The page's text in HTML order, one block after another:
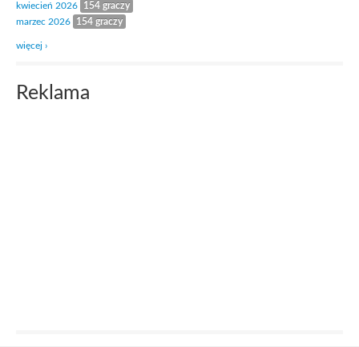
kwiecień 2026
154 graczy
marzec 2026
154 graczy
więcej ›
Reklama